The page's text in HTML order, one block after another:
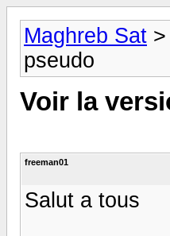
Maghreb Sat >
pseudo
Voir la
freeman01
Salut a tous